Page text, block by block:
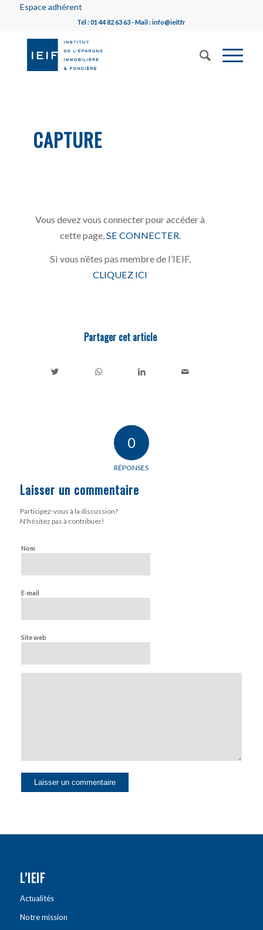
Espace adhérent
Tél : 01 44 82 63 63 - Mail : info@ieif.fr
CAPTURE
Vous devez vous connecter pour accéder à
cette page, SE CONNECTER
Si vous n’êtes pas membre de l’IEIF,
CLIQUEZ ICI
Partager cet article
0
RÉPONSES
Laisser un commentaire
Participez-vous à la discussion?
N'hésitez pas à contribuer!
Nom
E-mail
Site web
L’IEIF
Actualités
Notre mission